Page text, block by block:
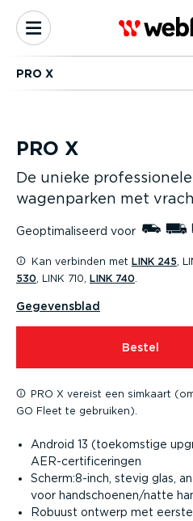
PRO X
PRO X
De unieke
wagenparken met
Geopti­ma­li­seerd voor
Kan verbinden met LINK 245 ,
530 , LINK 710, LINK 740
PRO X vereist een simkaart
GO Fleet te gebruiken).
Android 13 (toekomstige
AER-cer­ti­fi­ce­ringen
Scherm:8-inch, stevig glas,
voor handschoenen/natte
Robuust ontwerp met
Gegevensblad
Bestel